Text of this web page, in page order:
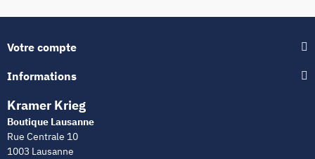
Votre compte
Informations
Kramer Krieg
Boutique Lausanne
Rue Centrale 10
1003 Lausanne